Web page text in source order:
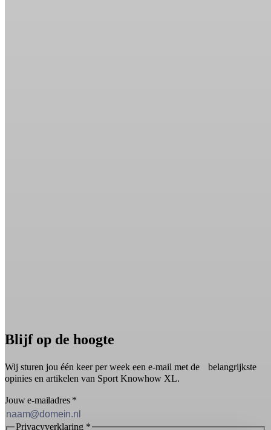
Blijf op de hoogte
Wij sturen jou één keer per week een e-mail met de belangrijkste
opinies en artikelen van Sport Knowhow XL.
Jouw e-mailadres *
Privacyverklaring *